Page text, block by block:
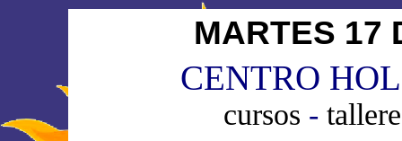
MARTES 17
CENTRO
cursos -